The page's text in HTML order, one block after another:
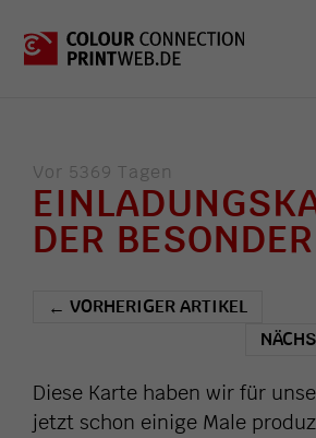
Vor 5369 Tagen
DER
← VORHERIGER ARTIKEL
Diese Karte haben wir für
jetzt schon einige Male